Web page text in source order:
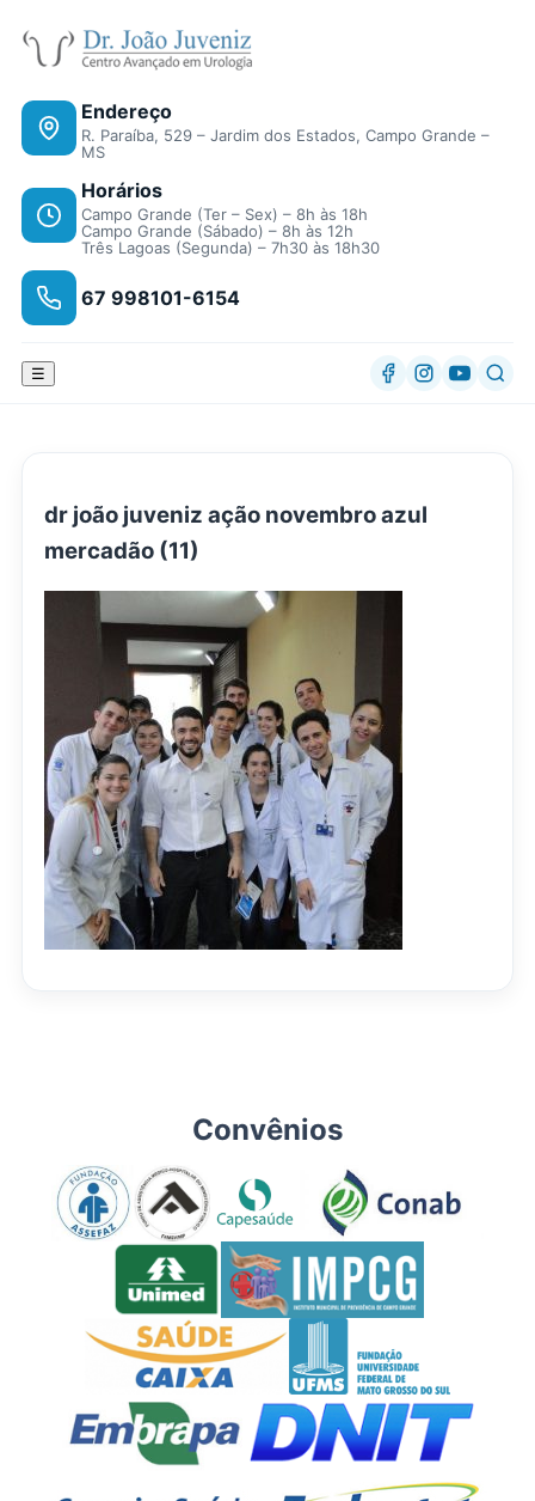
Endereço
R. Paraíba, 529 – Jardim dos Estados, Campo Grande –
MS
Horários
Campo Grande (Ter – Sex) – 8h às 18h
Campo Grande (Sábado) – 8h às 12h
Três Lagoas (Segunda) – 7h30 às 18h30
67 998101-6154
☰
dr joão juveniz ação novembro azul
mercadão (11)
Convênios